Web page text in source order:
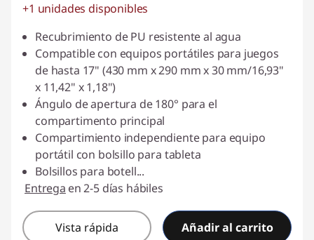
Ahorros instantáneos :
+1 unidades disponibles
Recubrimiento de PU resistente al agua
Compatible con equipos portátiles para juegos
de hasta 17" (430 mm x 290 mm x 30 mm/16,93"
x 11,42" x 1,18")
Ángulo de apertura de 180° para el
compartimento principal
Compartimiento independiente para equipo
portátil con bolsillo para tableta
Bolsillos para botell...
Entrega en 2-5 días hábiles
Vista rápida Añadir al carrito